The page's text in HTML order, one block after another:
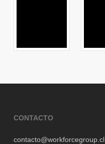
CONTACTO
contacto@workforcegroup.cl